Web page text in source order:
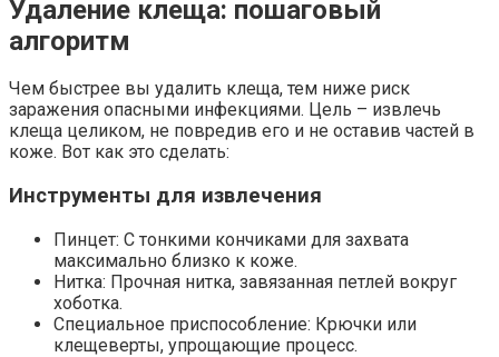
Удаление клеща: пошаговый
алгоритм
Чем быстрее вы удалить клеща, тем ниже риск
заражения опасными инфекциями. Цель – извлечь
клеща целиком, не повредив его и не оставив частей в
коже. Вот как это сделать:
Инструменты для извлечения
Пинцет: С тонкими кончиками для захвата
максимально близко к коже.
Нитка: Прочная нитка, завязанная петлей вокруг
хоботка.
Специальное приспособление: Крючки или
клещеверты, упрощающие процесс.